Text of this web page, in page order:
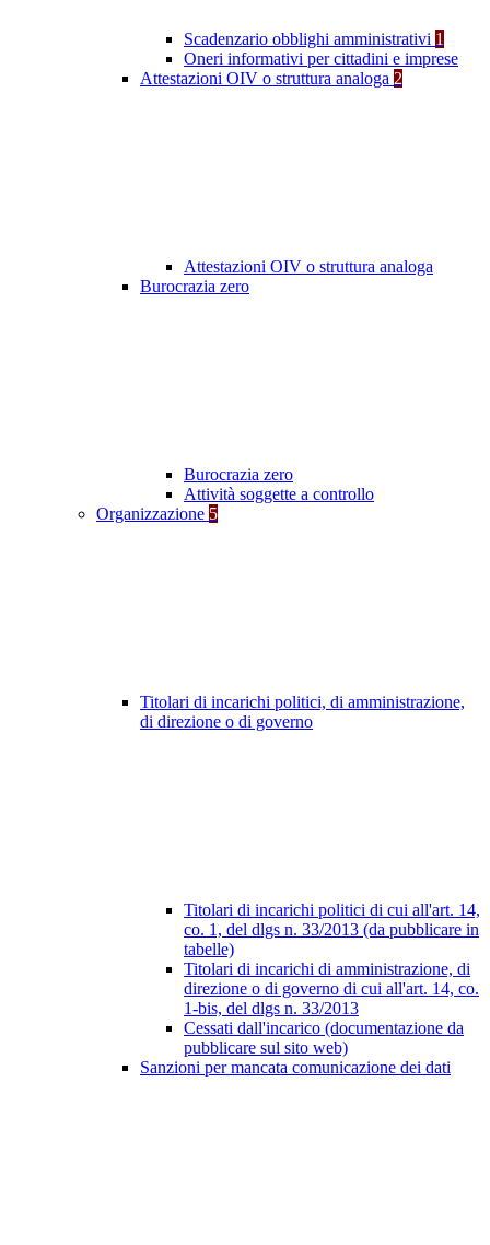
Scadenzario obblighi amministrativi 1
Oneri informativi per cittadini e imprese
Attestazioni OIV o struttura analoga 2
Attestazioni OIV o struttura analoga
Burocrazia zero
Burocrazia zero
Attività soggette a controllo
Organizzazione 5
Titolari di incarichi politici, di amministrazione,
di direzione o di governo
Titolari di incarichi politici di cui all'art. 14,
co. 1, del dlgs n. 33/2013 (da pubblicare in
tabelle)
Titolari di incarichi di amministrazione, di
direzione o di governo di cui all'art. 14, co.
1-bis, del dlgs n. 33/2013
Cessati dall'incarico (documentazione da
pubblicare sul sito web)
Sanzioni per mancata comunicazione dei dati